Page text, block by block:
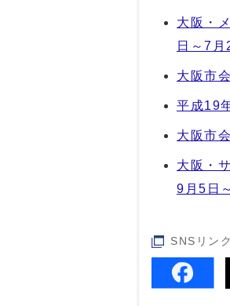
大阪・
日～7月
大阪市
平成19
大阪市
大阪・
9月5日
SNSリン